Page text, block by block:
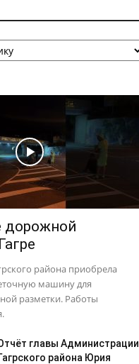
дорожной
района приобрела
машину для
разметки. Работы
главы Администрации
района Юрия